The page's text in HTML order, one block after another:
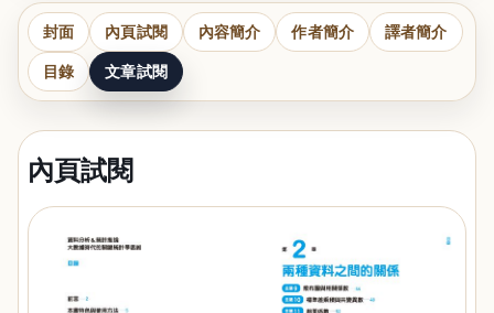
封面 內頁試閱 內容簡介 作者簡介 譯者簡介
目錄 文章試閱
內頁試閱